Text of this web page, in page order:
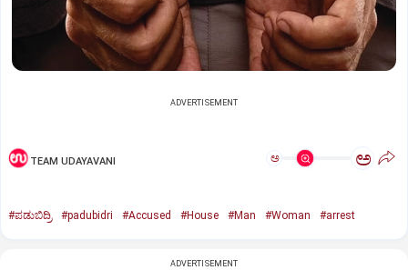
ADVERTISEMENT
TEAM UDAYAVANI ಅ ಅ
#ಪಡುಬಿದ್ರಿ #padubidri #Accused #House #Man #Woman #arrest
ADVERTISEMENT